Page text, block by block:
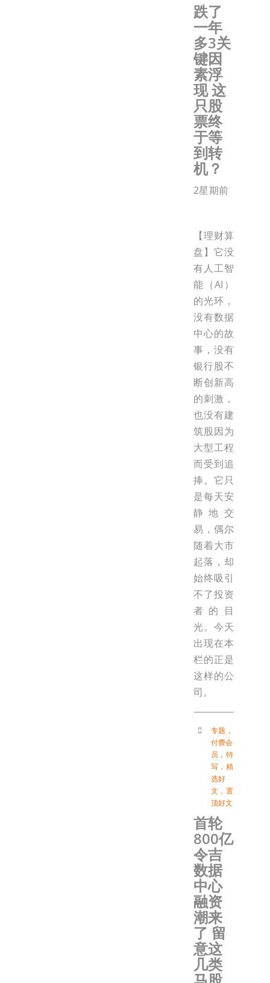
跌了
一年
多3关
键因
素浮
现 这
只股
票终
于等
到转
机？
2星期前
【理财算
盘】它没
有人工智
能（AI）
的光环，
没有数据
中心的故
事，没有
银行股不
断创新高
的刺激，
也没有建
筑股因为
大型工程
而受到追
捧。它只
是每天安
静地交
易，偶尔
随着大市
起落，却
始终吸引
不了投资
者的目
光。今天
出现在本
栏的正是
这样的公
司。
专题 ，
付费会
员 ， 特
写 ， 精
选好
文 ， 置
顶好文
首轮
800亿
令吉
数据
中心
融资
潮来
了 留
意这
几类